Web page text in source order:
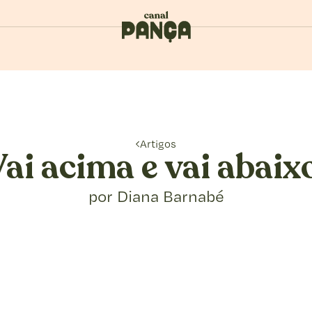
Artigos
acima e vai
por Diana Barnabé